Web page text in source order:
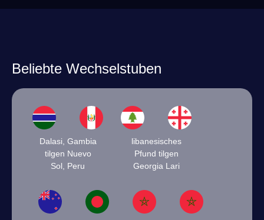
Beliebte Wechselstuben
Dalasi, Gambia
tilgen Nuevo
Sol, Peru
libanesisches
Pfund tilgen
Georgia Lari